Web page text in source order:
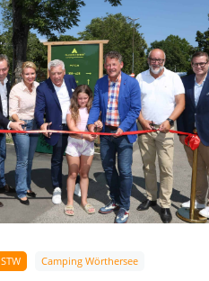
STW Camping Wörthersee